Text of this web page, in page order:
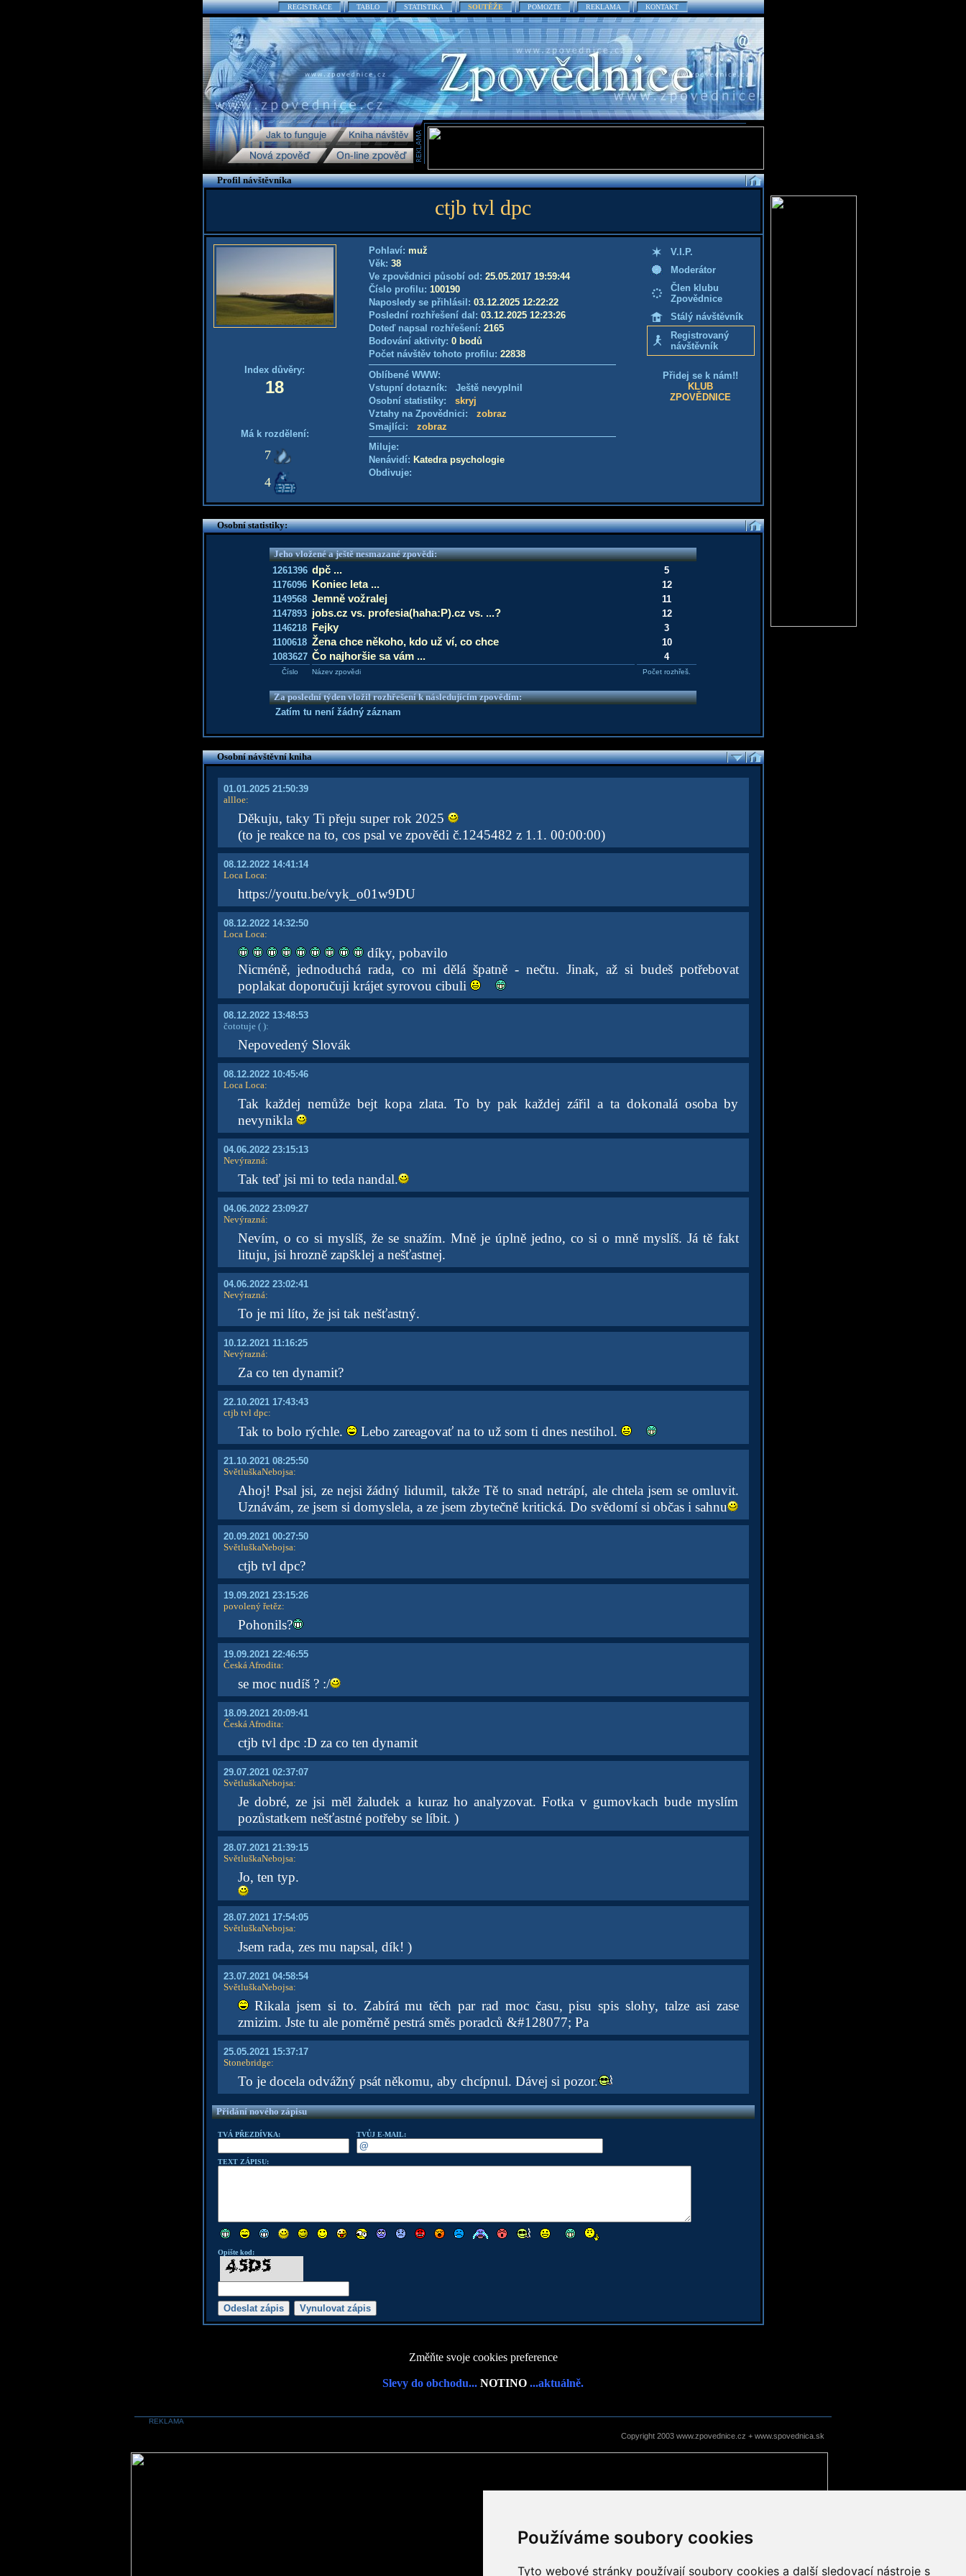
Používáme soubory cookies
Tyto webové stránky používají soubory cookies a další sledovací nástroje s
REGISTRACE TABLO STATISTIKA SOUTĚŽE POMOZTE REKLAMA KONTAKT
Profil návštěvníka
ctjb tvl dpc
Index důvěry:
18
Má k rozdělení:
7
4
Pohlaví: muž
Věk: 38
Ve zpovědnici působí od: 25.05.2017 19:59:44
Číslo profilu: 100190
Naposledy se přihlásil: 03.12.2025 12:22:22
Poslední rozhřešení dal: 03.12.2025 12:23:26
Doteď napsal rozhřešení: 2165
Bodování aktivity: 0 bodů
Počet návštěv tohoto profilu: 22838
Oblíbené WWW:
Vstupní dotazník: Ještě nevyplnil
Osobní statistiky: skryj
Vztahy na Zpovědnici: zobraz
Smajlíci: zobraz
Miluje:
Nenávidí: Katedra psychologie
Obdivuje:
V.I.P.
Moderátor
Člen klubu
Zpovědnice
Stálý návštěvník
Registrovaný
návštěvník
Přidej se k nám!!
KLUB
ZPOVĚDNICE
Osobní statistiky:
Jeho vložené a ještě nesmazané zpovědi:
1261396 dpč ...
5
1176096 Koniec leta ...
12
1149568 Jemně vožralej
11
1147893 jobs.cz vs. profesia(haha:P).cz vs. ...?
12
1146218 Fejky
3
1100618 Žena chce někoho, kdo už ví, co chce
10
1083627 Čo najhoršie sa vám ... 4
Číslo Název zpovědi Počet rozhřeš.
Za poslední týden vložil rozhřešení k následujícím zpovědím:
Zatím tu není žádný záznam
Osobní návštěvní kniha
01.01.2025 21:50:39
allloe:
Děkuju, taky Ti přeju super rok 2025
(to je reakce na to, cos psal ve zpovědi č.1245482 z 1.1. 00:00:00)
08.12.2022 14:41:14
Loca Loca:
https://youtu.be/vyk_o01w9DU
08.12.2022 14:32:50
Loca Loca:
díky, pobavilo
Nicméně, jednoduchá rada, co mi dělá špatně - nečtu. Jinak, až si budeš potřebovat
poplakat doporučuji krájet syrovou cibuli
08.12.2022 13:48:53
čototuje( ):
Nepovedený Slovák
08.12.2022 10:45:46
Loca Loca:
Tak každej nemůže bejt kopa zlata. To by pak každej zářil a ta dokonalá osoba by
nevynikla
04.06.2022 23:15:13
Nevýrazná:
Tak teď jsi mi to teda nandal.
04.06.2022 23:09:27
Nevýrazná:
Nevím, o co si myslíš, že se snažím. Mně je úplně jedno, co si o mně myslíš. Já tě fakt
lituju, jsi hrozně zapšklej a nešťastnej.
04.06.2022 23:02:41
Nevýrazná:
To je mi líto, že jsi tak nešťastný.
10.12.2021 11:16:25
Nevýrazná:
Za co ten dynamit?
22.10.2021 17:43:43
ctjb tvl dpc:
Tak to bolo rýchle. Lebo zareagovať na to už som ti dnes nestihol.
21.10.2021 08:25:50
SvětluškaNebojsa:
Ahoj! Psal jsi, ze nejsi žádný lidumil, takže Tě to snad netrápí, ale chtela jsem se omluvit.
Uznávám, ze jsem si domyslela, a ze jsem zbytečně kritická. Do svědomí si občas i sahnu
20.09.2021 00:27:50
SvětluškaNebojsa:
ctjb tvl dpc?
19.09.2021 23:15:26
povolený řetěz:
Pohonils?
19.09.2021 22:46:55
Česká Afrodita:
se moc nudíš ? :/
18.09.2021 20:09:41
Česká Afrodita:
ctjb tvl dpc :D za co ten dynamit
29.07.2021 02:37:07
SvětluškaNebojsa:
Je dobré, ze jsi měl žaludek a kuraz ho analyzovat. Fotka v gumovkach bude myslím
pozůstatkem nešťastné potřeby se líbit. )
28.07.2021 21:39:15
SvětluškaNebojsa:
Jo, ten typ.
28.07.2021 17:54:05
SvětluškaNebojsa:
Jsem rada, zes mu napsal, dík! )
23.07.2021 04:58:54
SvětluškaNebojsa:
Rikala jsem si to. Zabírá mu těch par rad moc času, pisu spis slohy, talze asi zase
zmizim. Jste tu ale poměrně pestrá směs poradců &#128077; Pa
25.05.2021 15:37:17
Stonebridge:
To je docela odvážný psát někomu, aby chcípnul. Dávej si pozor.
Přidání nového zápisu
TVÁ PŘEZDÍVKA: TVŮJ E-MAIL:
TEXT ZÁPISU:
Opište kod:
Změňte svoje cookies preference
Slevy do obchodu... NOTINO ...aktuálně.
REKLAMA
Copyright 2003 www.zpovednice.cz + www.spovednica.sk